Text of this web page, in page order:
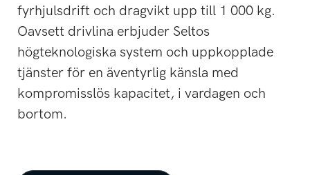
fyrhjulsdrift och dragvikt upp till 1 000 kg.
Oavsett drivlina erbjuder Seltos
högteknologiska system och uppkopplade
tjänster för en äventyrlig känsla med
kompromisslös kapacitet, i vardagen och
bortom.